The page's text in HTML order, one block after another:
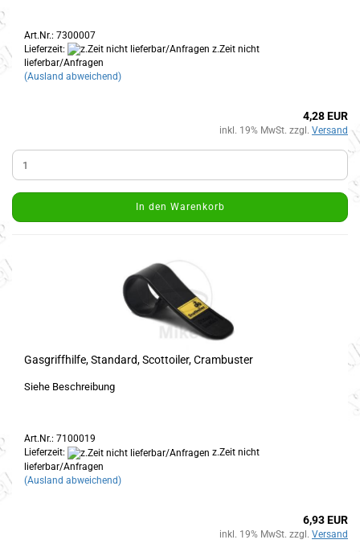
Art.Nr.: 7300007
Lieferzeit:
z.Zeit nicht
lieferbar/Anfragen
(Ausland abweichend)
4,28 EUR
inkl. 19% MwSt. zzgl. Versand
In den Warenkorb
Gasgriffhilfe, Standard, Scottoiler, Crambuster
Siehe Beschreibung
Art.Nr.: 7100019
Lieferzeit:
z.Zeit nicht
lieferbar/Anfragen
(Ausland abweichend)
6,93 EUR
inkl. 19% MwSt. zzgl. Versand